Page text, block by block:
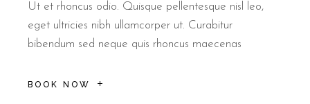
Ut et rhoncus odio. Quisque pellentesque nisl leo,
eget ultricies nibh ullamcorper ut. Curabitur
bibendum sed neque quis rhoncus maecenas
BOOK NOW